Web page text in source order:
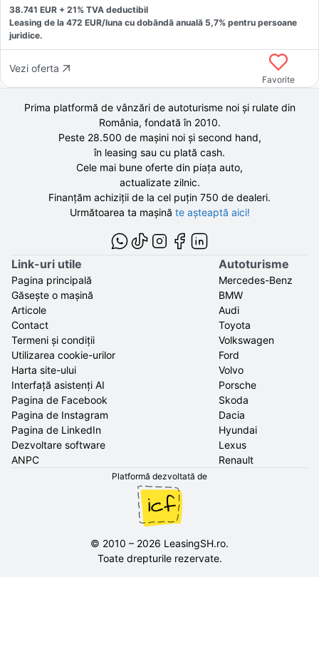
38.741 EUR + 21% TVA deductibil
Leasing de la 472 EUR/luna cu dobăndă anuală 5,7% pentru persoane
juridice.
Vezi oferta
Favorite
Prima platformă de vânzări de autoturisme noi și rulate din
România, fondată în 2010.
Peste 28.500 demașini noi și second hand,
în leasing sau cu plată cash.
Cele mai bune oferte din piața auto,
actualizate zilnic.
Finanțăm achiziții de la cel puțin 750 de dealeri.
Următoarea ta mașină te așteaptă aici!
Link-uri utile
Pagina principală
Găsește o mașină
Articole
Contact
Termeni și condiții
Utilizarea cookie-urilor
Harta site-ului
Interfață asistenți AI
Pagina de Facebook
Pagina de Instagram
Pagina de LinkedIn
Dezvoltare software
ANPC
Autoturisme
Mercedes-Benz
BMW
Audi
Toyota
Volkswagen
Ford
Volvo
Porsche
Skoda
Dacia
Hyundai
Lexus
Renault
Platformă dezvoltată de
© 2010 – 2026 LeasingSH.ro.
Toate drepturile rezervate.